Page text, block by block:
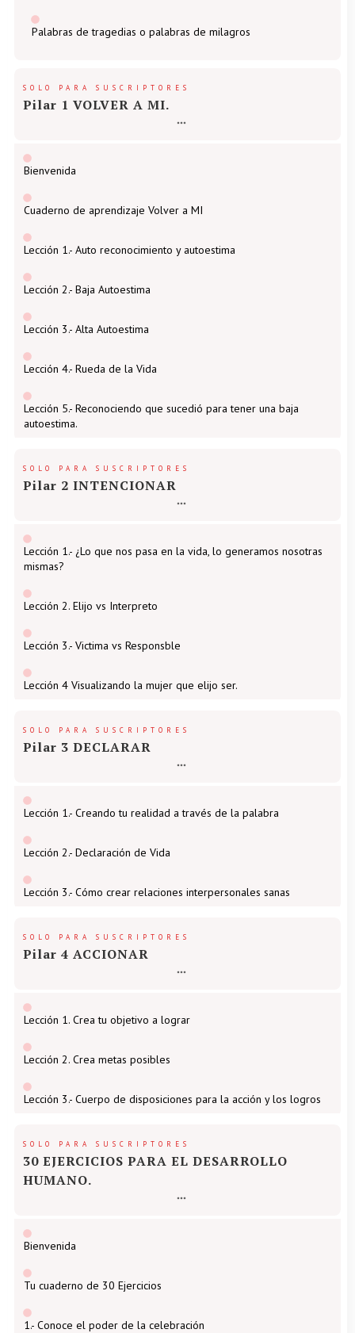
Palabras de tragedias o palabras de milagros
SOLO PARA SUSCRIPTORES
Pilar 1 VOLVER A MI.
Bienvenida
Cuaderno de aprendizaje Volver a MI
Lección 1.- Auto reconocimiento y autoestima
Lección 2.- Baja Autoestima
Lección 3.- Alta Autoestima
Lección 4.- Rueda de la Vida
Lección 5.- Reconociendo que sucedió para tener una baja
autoestima.
SOLO PARA SUSCRIPTORES
Pilar 2 INTENCIONAR
Lección 1.- ¿Lo que nos pasa en la vida, lo generamos nosotras
mismas?
Lección 2. Elijo vs Interpreto
Lección 3.- Victima vs Responsble
Lección 4 Visualizando la mujer que elijo ser.
SOLO PARA SUSCRIPTORES
Pilar 3 DECLARAR
Lección 1.- Creando tu realidad a través de la palabra
Lección 2.- Declaración de Vida
Lección 3.- Cómo crear relaciones interpersonales sanas
SOLO PARA SUSCRIPTORES
Pilar 4 ACCIONAR
Lección 1. Crea tu objetivo a lograr
Lección 2. Crea metas posibles
Lección 3.- Cuerpo de disposiciones para la acción y los logros
SOLO PARA SUSCRIPTORES
30 EJERCICIOS PARA EL DESARROLLO
HUMANO.
Bienvenida
Tu cuaderno de 30 Ejercicios
1.- Conoce el poder de la celebración